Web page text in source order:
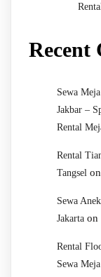
Recent
Sewa
Jakbar –
Rental
Rental
Tangsel on
Sewa
Jakarta on
Rental
Sewa